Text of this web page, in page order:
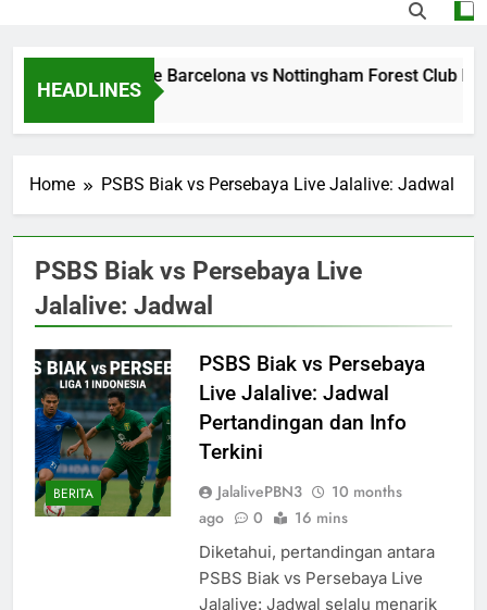
HEADLINES
Streaming Jalalive Barcelona vs Nottingham Forest Club
8 Hours Ago
Home PSBS Biak vs Persebaya Live Jalalive: Jadwal
PSBS Biak vs Persebaya Live
Jalalive: Jadwal
BERITA
PSBS Biak vs Persebaya
Live Jalalive: Jadwal
Pertandingan dan Info
Terkini
JalalivePBN3
10 months
ago
0 16 mins
Diketahui, pertandingan antara
PSBS Biak vs Persebaya Live
Jalalive: Jadwal selalu menarik